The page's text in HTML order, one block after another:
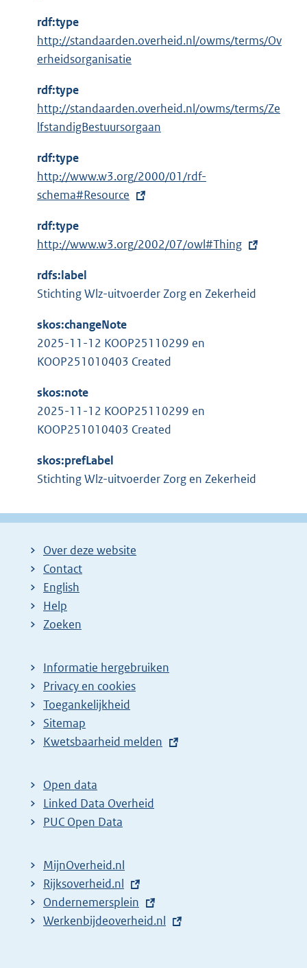
n
k
:
rdf:type
http://standaarden.overheid.nl/owms/terms/Ov
erheidsorganisatie
rdf:type
http://standaarden.overheid.nl/owms/terms/Ze
lfstandigBestuursorgaan
rdf:type
E
x
e
r
e
i
n
k
http://www.w3.org/2000/01/rdf-
schema#Resource
rdf:type
E
t
e
n
e
i
n
k
http://www.w3.org/2002/07/owl#Thing
rdfs:label
Stichting Wlz-uitvoerder Zorg en Zekerheid
skos:changeNote
2025-11-12 KOOP25110299 en
KOOP251010403 Created
skos:note
2025-11-12 KOOP25110299 en
KOOP251010403 Created
skos:prefLabel
Stichting Wlz-uitvoerder Zorg en Zekerheid
Over deze website
Contact
English
Help
Zoeken
Informatie hergebruiken
Privacy en cookies
Toegankelijkheid
Sitemap
E
t
e
r
l
i
n
k
Kwetsbaarheid melden
Open data
Linked Data Overheid
PUC Open Data
MijnOverheid.nl
E
x
t
Rijksoverheid.nl
E
x
Ondernemersplein
E
Werkenbijdeoverheid.nl